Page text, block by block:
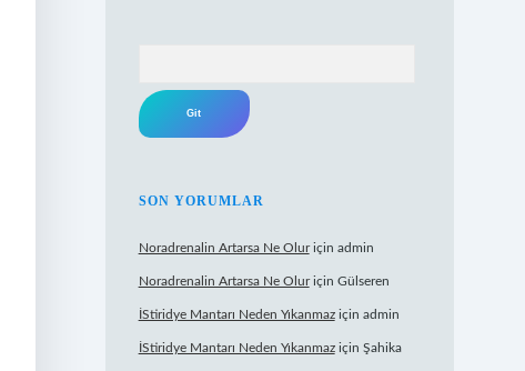
SON YORUMLAR
Noradrenalin Artarsa Ne Oluriçin admin
Noradrenalin Artarsa Ne Oluriçin Gülseren
İStiridye Mantarı Neden Yıkanmaziçin admin
İStiridye Mantarı Neden Yıkanmaziçin Şahika